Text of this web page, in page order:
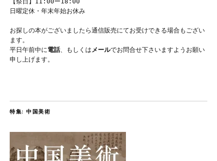
日曜定休・年末年始お休み
お探しの本がございましたら通信販売にてお受けできる場合もござい
ます。
平日午前中に 電話 、もしくは メールでお問合せ下さいますようお願い
申し上げます。
特集: 中国美術